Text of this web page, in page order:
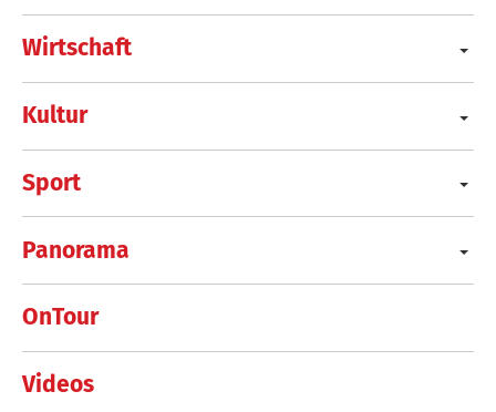
Wirtschaft
Kultur
Sport
Panorama
OnTour
Videos